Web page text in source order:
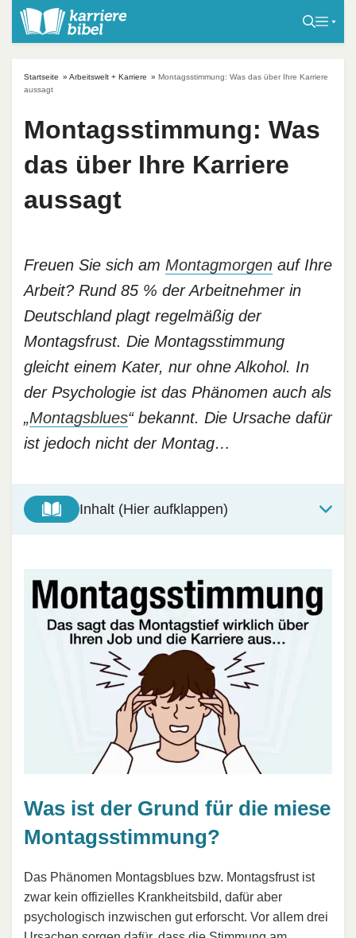
Startseite » Arbeitswelt + Karriere » Montagsstimmung: Was das über Ihre Karriere
aussagt
Montagsstimmung: Was
das über Ihre Karriere
aussagt
Freuen Sie sich am Montagmorgen auf Ihre
Arbeit? Rund 85 % der Arbeitnehmer in
Deutschland plagt regelmäßig der
Montagsfrust. Die Montagsstimmung
gleicht einem Kater, nur ohne Alkohol. In
der Psychologie ist das Phänomen auch als
„Montagsblues“ bekannt. Die Ursache dafür
ist jedoch nicht der Montag…
Inhalt (Hier aufklappen)
Was ist der Grund für die miese
Montagsstimmung?
Das Phänomen Montagsblues bzw. Montagsfrust ist
zwar kein offizielles Krankheitsbild, dafür aber
psychologisch inzwischen gut erforscht. Vor allem drei